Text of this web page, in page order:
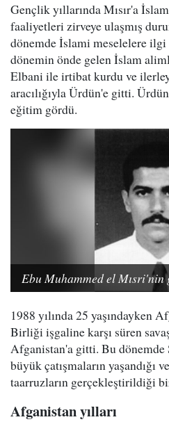
Gençlik yıllarında Mısır'a
faaliyetleri zirveye ulaşmış
dönemde İslami meselelere
dönemin önde gelen İslam
Elbani ile irtibat kurdu ve
aracılığıyla Ürdün'e gitti.
eğitim gördü.
Ebu Muhammed el Mısri'nin
1988 yılında 25 yaşındayken
Birliği işgaline karşı süren
Afganistan'a gitti. Bu
büyük çatışmaların yaşandığı
taarruzların gerçekleştirildiği
Afganistan yılları